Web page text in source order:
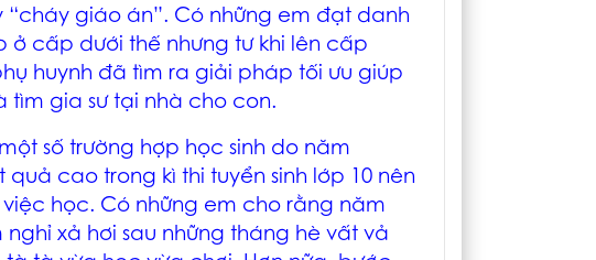
giáo án”. Có những em đạt danh
ở cấp dưới thế nhưng tư khi lên cấp
huynh đã tìm ra giải pháp tối ưu giúp
tìm gia sư tại nhà cho con.
số trường hợp học sinh do năm
cao trong kì thi tuyển sinh lớp 10 nên
học. Có những em cho rằng năm
xả hơi sau những tháng hè vất vả